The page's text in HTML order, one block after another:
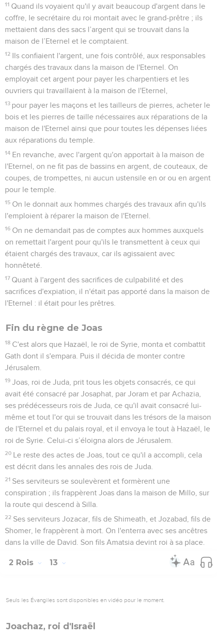
11 Quand ils voyaient qu'il y avait beaucoup d'argent dans le
coffre, le secrétaire du roi montait avec le grand-prêtre ; ils
mettaient dans des sacs l’argent qui se trouvait dans la
maison de l’Eternel et le comptaient.
12 Ils confiaient l'argent, une fois contrôlé, aux responsables
chargés des travaux dans la maison de l'Eternel. On
employait cet argent pour payer les charpentiers et les
ouvriers qui travaillaient à la maison de l'Eternel,
13 pour payer les maçons et les tailleurs de pierres, acheter le
bois et les pierres de taille nécessaires aux réparations de la
maison de l'Eternel ainsi que pour toutes les dépenses liées
aux réparations du temple.
14 En revanche, avec l'argent qu'on apportait à la maison de
l'Eternel, on ne fit pas de bassins en argent, de couteaux, de
coupes, de trompettes, ni aucun ustensile en or ou en argent
pour le temple.
15 On le donnait aux hommes chargés des travaux afin qu'ils
l'emploient à réparer la maison de l'Eternel.
16 On ne demandait pas de comptes aux hommes auxquels
on remettait l'argent pour qu'ils le transmettent à ceux qui
étaient chargés des travaux, car ils agissaient avec
honnêteté.
17 Quant à l'argent des sacrifices de culpabilité et des
sacrifices d'expiation, il n'était pas apporté dans la maison de
l'Eternel : il était pour les prêtres.
Fin du règne de Joas
18 C'est alors que Hazaël, le roi de Syrie, monta et combattit
Gath dont il s'empara. Puis il décida de monter contre
Jérusalem.
19 Joas, roi de Juda, prit tous les objets consacrés, ce qui
avait été consacré par Josaphat, par Joram et par Achazia,
ses prédécesseurs rois de Juda, ce qu'il avait consacré lui-
même et tout l'or qui se trouvait dans les trésors de la maison
de l'Eternel et du palais royal, et il envoya le tout à Hazaël, le
roi de Syrie. Celui-ci s’éloigna alors de Jérusalem.
20 Le reste des actes de Joas, tout ce qu'il a accompli, cela
est décrit dans les annales des rois de Juda.
21 Ses serviteurs se soulevèrent et formèrent une
conspiration ; ils frappèrent Joas dans la maison de Millo, sur
la route qui descend à Silla.
22 Ses serviteurs Jozacar, fils de Shimeath, et Jozabad, fils de
Shomer, le frappèrent à mort. On l'enterra avec ses ancêtres
dans la ville de David. Son fils Amatsia devint roi à sa place.
2 Rois 13
Seuls les Évangiles sont disponibles en vidéo pour le moment.
Joachaz, roi d'Israël